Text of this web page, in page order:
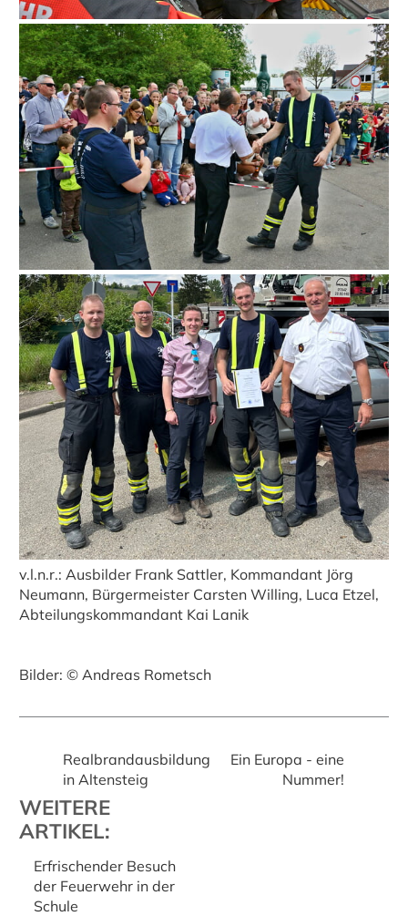
v.l.n.r.: Ausbilder Frank Sattler, Kommandant Jörg
Neumann, Bürgermeister Carsten Willing, Luca Etzel,
Abteilungskommandant Kai Lanik
Bilder: © Andreas Rometsch
Realbrandausbildung
in Altensteig
Ein Europa - eine
Nummer!
WEITERE
ARTIKEL:
Erfrischender Besuch
der Feuerwehr in der
Schule